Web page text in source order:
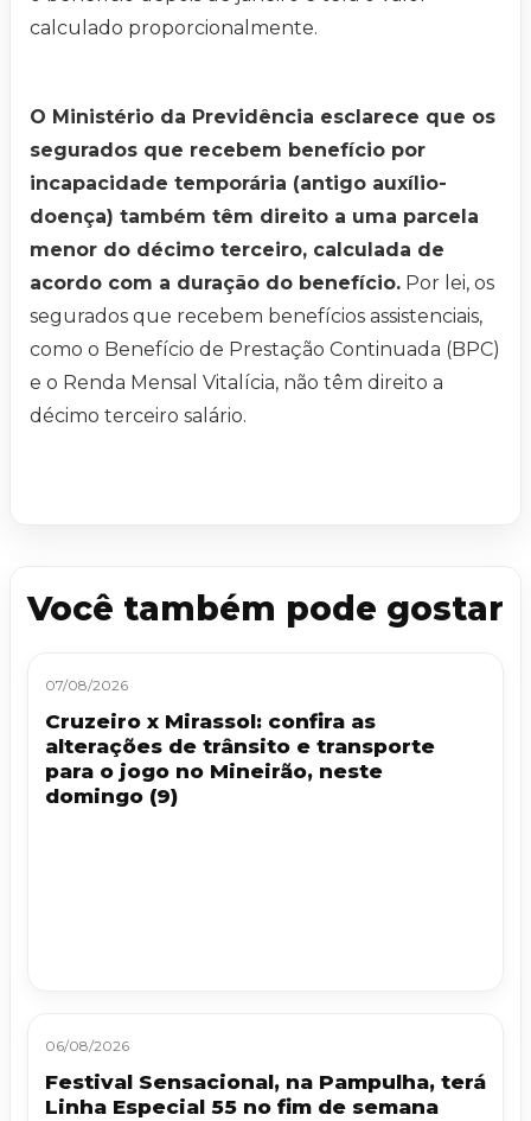
calculado proporcionalmente.
O Ministério da Previdência esclarece que os
segurados que recebem benefício por
incapacidade temporária (antigo auxílio-
doença) também têm direito a uma parcela
menor do décimo terceiro, calculada de
acordo com a duração do benefício. Por lei, os
segurados que recebem benefícios assistenciais,
como o Benefício de Prestação Continuada (BPC)
e o Renda Mensal Vitalícia, não têm direito a
décimo terceiro salário.
Você também pode gostar
07/08/2026
Cruzeiro x Mirassol: confira as
alterações de trânsito e transporte
para o jogo no Mineirão, neste
domingo (9)
06/08/2026
Festival Sensacional, na Pampulha, terá
Linha Especial 55 no fim de semana